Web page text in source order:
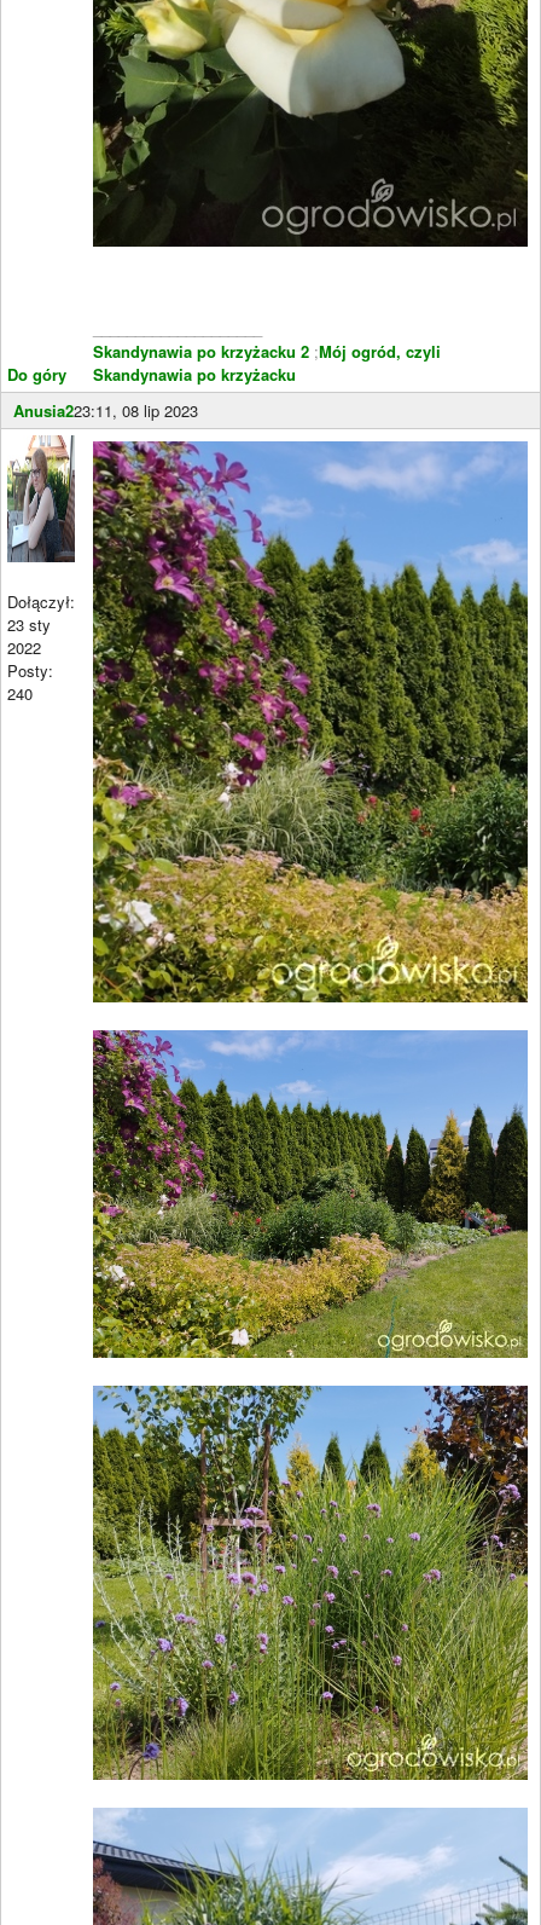
Do góry
Skandynawia po krzyżacku 2 ;Mój ogród, czyli
Skandynawia po krzyżacku
Anusia223:11, 08 lip 2023
Dołączył:
23 sty
2022
Posty:
240